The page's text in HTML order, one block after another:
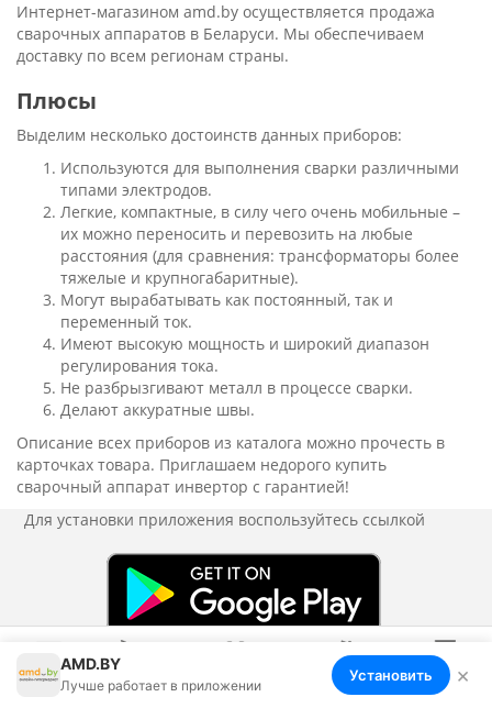
Меню Корзина Избранное Сравнение Войти
Интернет-магазином amd.by осуществляется продажа
сварочных аппаратов в Беларуси. Мы обеспечиваем
доставку по всем регионам страны.
Плюсы
Выделим несколько достоинств данных приборов:
Используются для выполнения сварки различными
типами электродов.
Легкие, компактные, в силу чего очень мобильные –
их можно переносить и перевозить на любые
расстояния (для сравнения: трансформаторы более
тяжелые и крупногабаритные).
Могут вырабатывать как постоянный, так и
переменный ток.
Имеют высокую мощность и широкий диапазон
регулирования тока.
Не разбрызгивают металл в процессе сварки.
Делают аккуратные швы.
Описание всех приборов из каталога можно прочесть в
карточках товара. Приглашаем недорого купить
сварочный аппарат инвертор с гарантией!
Для установки приложения воспользуйтесь ссылкой
AMD.BY
Лучше работает в приложении
Установить ×